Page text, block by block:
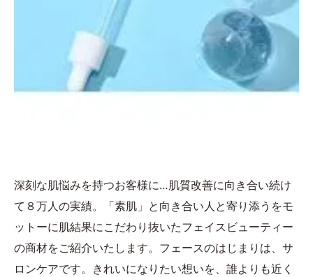
深刻な肌悩みを持つお客様に…肌質改善に向き合い続け
て８万人の実績。「素肌」と向き合い人と寄り添うをモ
ットーに肌結果にこだわり抜いたフェイスビューティー
の商材をご紹介いたします。フェースのはじまりは、サ
ロンケアです。きれいになりたい想いを、誰よりも近く